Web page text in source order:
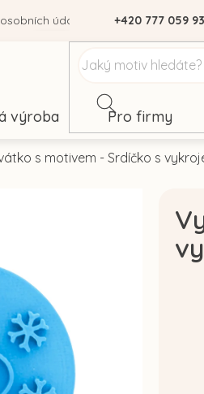
+420 777 059
údajů
výroba Pro firmy
s motivem - Srdíčko s